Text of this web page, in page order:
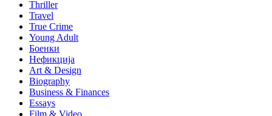
Thriller
Travel
True Crime
Young Adult
Боенки
Нефикција
Art & Design
Biography
Business & Finances
Essays
Film & Video